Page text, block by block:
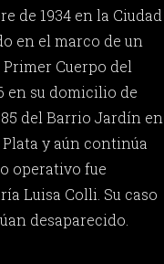
de 1934 en la Ciudad
en el marco de un
Cuerpo del
en su domicilio de
85 del Barrio Jardín en
y aún continúa
operativo fue
Luisa Colli. Su caso
desaparecido.